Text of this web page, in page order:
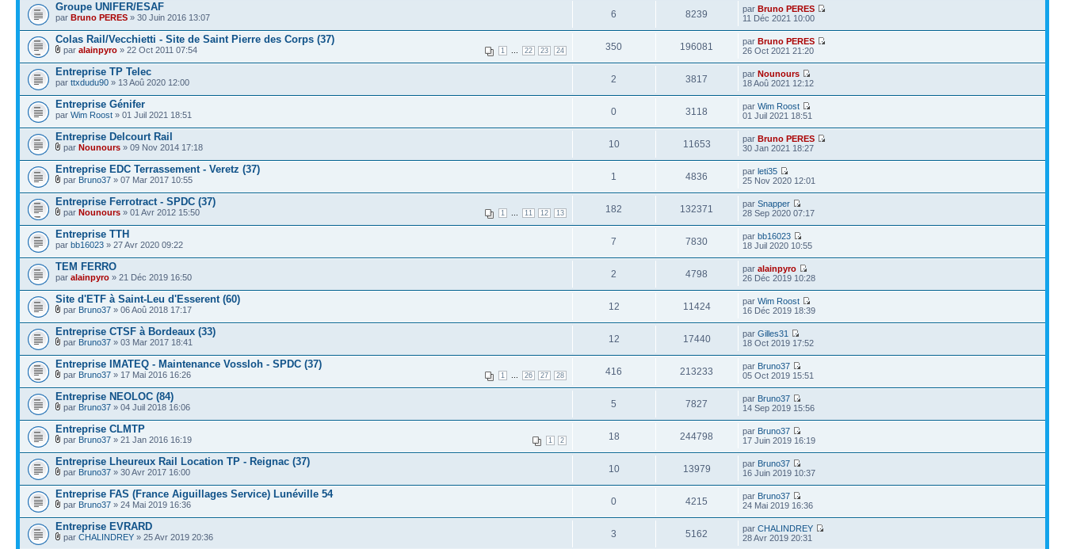
Groupe UNIFER/ESAF
par Bruno PERES » 30 Juin 2016 13:07 6 8239 parBruno PERES
11 Déc 2021 10:00
Colas Rail/Vecchietti - Site de Saint Pierre des Corps (37)
1 22 23 24
par alainpyro » 22 Oct 2011 07:54 350 196081 parBruno PERES
26 Oct 2021 21:20
Entreprise TP Telec
par ttxdudu90 » 13 Aoû 2020 12:00 2 3817 parNounours
18 Aoû 2021 12:12
Entreprise Génifer
par Wim Roost » 01 Juil 2021 18:51 0 3118 parWim Roost
01 Juil 2021 18:51
Entreprise Delcourt Rail
par Nounours » 09 Nov 2014 17:18 10 11653 parBruno PERES
30 Jan 2021 18:27
Entreprise EDC Terrassement - Veretz (37)
par Bruno37 » 07 Mar 2017 10:55 1 4836 parleti35
25 Nov 2020 12:01
Entreprise Ferrotract - SPDC (37)
1 11 12 13
par Nounours » 01 Avr 2012 15:50 182 132371 parSnapper
28 Sep 2020 07:17
Entreprise TTH
par bb16023 » 27 Avr 2020 09:22 7 7830 parbb16023
18 Juil 2020 10:55
TEM FERRO
par alainpyro » 21 Déc 2019 16:50 2 4798 paralainpyro
26 Déc 2019 10:28
Site d'ETF à Saint-Leu d'Esserent (60)
par Bruno37 » 06 Aoû 2018 17:17 12 11424 parWim Roost
16 Déc 2019 18:39
Entreprise CTSF à Bordeaux (33)
par Bruno37 » 03 Mar 2017 18:41 12 17440 parGilles31
18 Oct 2019 17:52
Entreprise IMATEQ - Maintenance Vossloh - SPDC (37)
1 26 27 28
par Bruno37 » 17 Mai 2016 16:26 416 213233 par Bruno37
05 Oct 2019 15:51
Entreprise NEOLOC (84)
par Bruno37 » 04 Juil 2018 16:06 5 7827 par Bruno37
14 Sep 2019 15:56
Entreprise CLMTP
1 2
par Bruno37 » 21 Jan 2016 16:19 18 244798 par Bruno37
17 Juin 2019 16:19
Entreprise Lheureux Rail Location TP - Reignac (37)
par Bruno37 » 30 Avr 2017 16:00 10 13979 par Bruno37
16 Juin 2019 10:37
Entreprise FAS (France Aiguillages Service) Lunéville 54
par Bruno37 » 24 Mai 2019 16:36 0 4215 par Bruno37
24 Mai 2019 16:36
Entreprise EVRARD
par CHALINDREY » 25 Avr 2019 20:36 3 5162 parCHALINDREY
28 Avr 2019 20:31